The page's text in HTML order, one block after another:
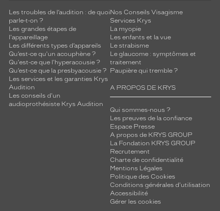
Les troubles de l’audition : de quoi
parle-t-on ?
Les grandes étapes de
l'appareillage
Les différents types d’appareils
Qu’est-ce qu'un acouphène ?
Qu'est-ce que l'hyperacousie ?
Qu’est-ce que la presbyacousie ?
Les services et les garanties Krys
Audition
Les conseils d'un
audioprothésiste Krys Audition
Nos Conseils Visagisme
Services Krys
La myopie
Les enfants et la vue
Le strabisme
Le glaucome : symptômes et
traitement
Paupière qui tremble ?
A PROPOS DE KRYS
Qui sommes-nous ?
Les preuves de la confiance
Espace Presse
A propos de KRYS GROUP
La Fondation KRYS GROUP
Recrutement
Charte de confidentialité
Mentions Légales
Politique des Cookies
Conditions générales d'utilisation
Accessibilité
Gérer les cookies